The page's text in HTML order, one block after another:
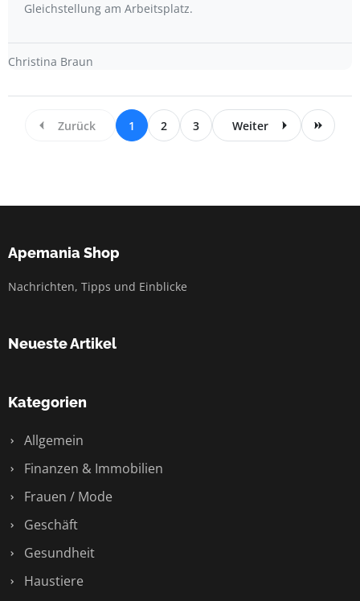
Gleichstellung am Arbeitsplatz.
Christina Braun
Zurück 1 2 3 Weiter
Apemania Shop
Nachrichten, Tipps und Einblicke
Neueste Artikel
Kategorien
Allgemein
Finanzen & Immobilien
Frauen / Mode
Geschäft
Gesundheit
Haustiere